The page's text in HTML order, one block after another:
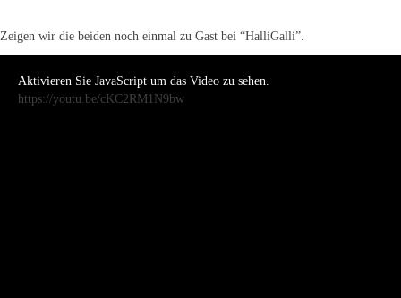
Zeigen wir die beiden noch einmal zu Gast bei “HalliGalli”.
Aktivieren Sie JavaScript um das Video zu sehen.
https://youtu.be/cKC2RM1N9bw